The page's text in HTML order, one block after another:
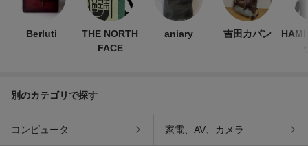
Berluti
THE NORTH
FACE
aniary 吉田カバン
別のカテゴリで探す
コンピュータ 家電、AV、カメラ